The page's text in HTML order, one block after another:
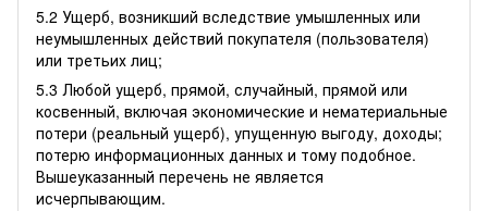
5.2 Ущерб, возникший вследствие умышленных или
неумышленных действий покупателя (пользователя)
или третьих лиц;
5.3 Любой ущерб, прямой, случайный, прямой или
косвенный, включая экономические и нематериальные
потери (реальный ущерб), упущенную выгоду, доходы;
потерю информационных данных и тому подобное.
Вышеуказанный перечень не является
исчерпывающим.